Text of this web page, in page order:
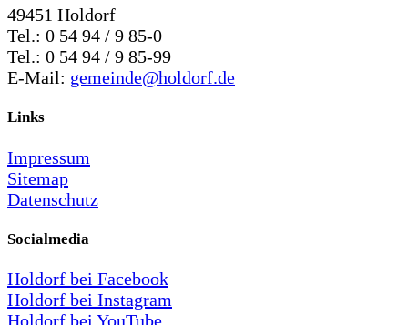
49451 Holdorf
Tel.: 0 54 94 / 9 85-0
Tel.: 0 54 94 / 9 85-99
E-Mail: gemeinde@holdorf.de
Links
Impressum
Sitemap
Datenschutz
Socialmedia
Holdorf bei Facebook
Holdorf bei Instagram
Holdorf bei YouTube